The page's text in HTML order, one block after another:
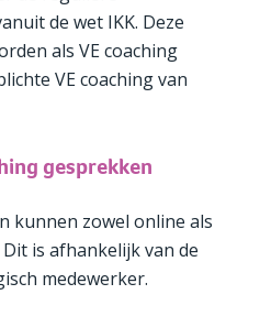
de wet IKK. Deze
als VE coaching
VE coaching van
gesprekken
kunnen zowel online als
is afhankelijk van de
medewerker.